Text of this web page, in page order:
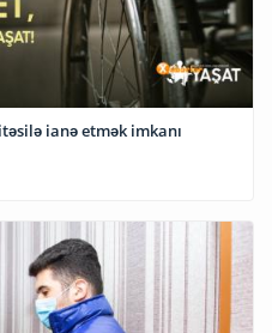
ianə etmək imkanı